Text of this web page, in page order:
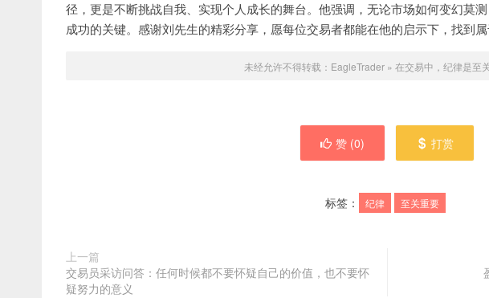
径，更是不断挑战自我、实现个人成长的舞台。他强调，无论市场如何变幻莫
成功的关键。感谢刘先生的精彩分享，愿每位交易者都能在他的启示下，找到属
未经允许不得转载： EagleTrader » 在交易中，纪律是至
赞 (0) 打赏
标签： 纪律 至关重要
上一篇
交易员采访问答：任何时候都不要怀疑自己的价值，也不要怀
疑努力的意义